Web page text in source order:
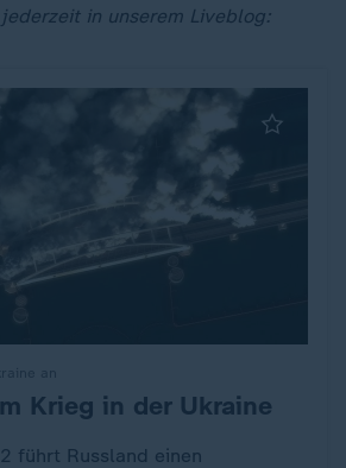
in unserem Liveblog:
Krieg in der Ukraine
führt Russland einen